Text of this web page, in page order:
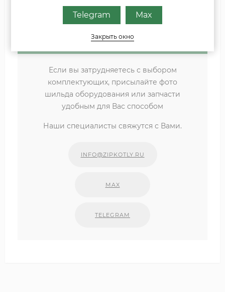
0010003992 VUW 362/3-5 0010003350, 0010003977,
Если вы затрудняетесь с выбором
комплектующих, присылайте фото
шильда оборудования или запчасти
удобным для Вас способом
Наши специалисты свяжутся с Вами.
INFO@ZIPKOTLY.RU
MAX
TELEGRAM
Telegram Max
Закрыть окно